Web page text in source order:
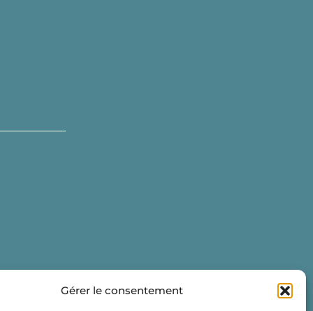
Gérer le consentement